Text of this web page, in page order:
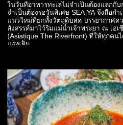
ในวันที่อาหารทะเลไม่จำเป็นต้องแลกกั
จำเป็นต้องรอวันพิเศษ SEA YA จึงถือก
แนวใหม่ที่ยกทั้งวัตถุดิบสด บรรยากาศค
สังสรรค์มาไว้ริมแม่น้ำเจ้าพระยา ณ เอเ
(Asiatique The Riverfront) ที่ให้ทุกคน
แสงเย็น...